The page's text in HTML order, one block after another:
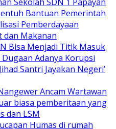
Bantuan Pemerintah
Pemberdayaan
dan Makanan
Bisa Menjadi Titik Masuk
Adanya Korupsi
Santri Jayakan Negeri’
Ancam Wartawan
biasa pemberitaan yang
dan LSM
Humas di rumah